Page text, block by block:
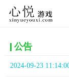
公告
2024-09-23